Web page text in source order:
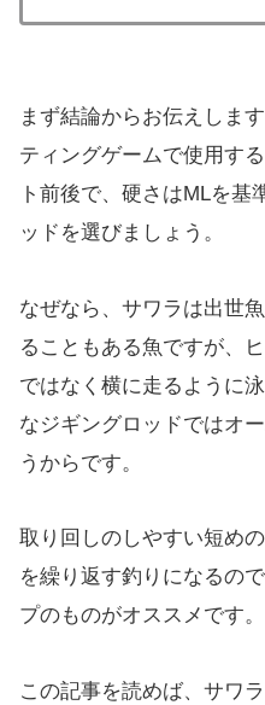
まず結論からお伝えしま
ティングゲームで使用す
ト前後で、硬さはMLを基
ッドを選びましょう。
なぜなら、サワラは出世
ることもある魚ですが、
ではなく横に走るように
なジギングロッドではオ
うからです。
取り回しのしやすい短め
を繰り返す釣りになるの
プのものがオススメです。
この記事を読めば、サワ